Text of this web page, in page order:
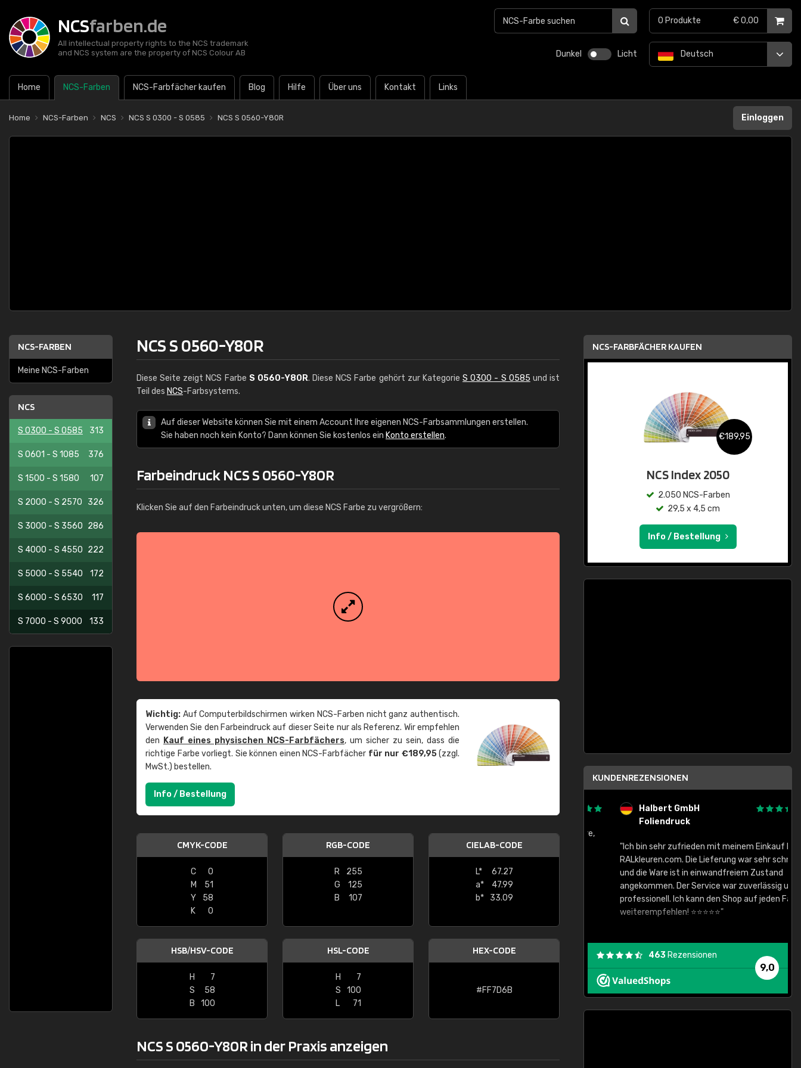
NCSfarben.de
All intellectual property rights to the NCS trademark
and NCS system are the property of NCS Colour AB
Dunkel Licht
Home NCS-Farben NCS-Farbfächer kaufen Blog Hilfe Über uns Kontakt Links
Deutsch
0 Produkte € 0,00
Home NCS-Farben NCS NCS S 0300 - S 0585 NCS S 0560-Y80R Einloggen
NCS-FARBEN
Meine NCS-Farben
NCS
S 0300 - S 0585 313
S 0601 - S 1085 376
S 1500 - S 1580 107
S 2000 - S 2570 326
S 3000 - S 3560 286
S 4000 - S 4550 222
S 5000 - S 5540 172
S 6000 - S 6530 117
S 7000 - S 9000 133
NCS S 0560-Y80R
Diese Seite zeigt NCS Farbe S 0560-Y80R. Diese NCS Farbe gehört zur KategorieS 0300 - S 0585 und ist
Teil des NCS-Farbsystems.
Auf dieser Website können Sie mit einem Account Ihre eigenen NCS-Farbsammlungen erstellen.
Sie haben noch kein Konto? Dann können Sie kostenlos ein Konto erstellen.
Farbeindruck NCS S 0560-Y80R
Klicken Sie auf den Farbeindruck unten, um diese NCS Farbe zu vergrößern:
Wichtig: Auf Computerbildschirmen wirken NCS-Farben nicht ganz authentisch.
Verwenden Sie den Farbeindruck auf dieser Seite nur als Referenz. Wir empfehlen
den Kauf eines physischen NCS-Farbfächers, um sicher zu sein, dass die
richtige Farbe vorliegt. Sie können einen NCS-Farbfächer für nur €189,95(zzgl.
MwSt.) bestellen.
Info / Bestellung
CMYK-CODE
C
0
M
51
Y
58
K
0
RGB-CODE
R
255
G
125
B
107
CIELAB-CODE
L*
67.27
a*
47.99
b*
33.09
HSB/HSV-CODE
H
7
S
58
B
100
HSL-CODE
H
7
S
100
L
71
HEX-CODE
#FF7D6B
NCS S 0560-Y80R in der Praxis anzeigen
NCS-FARBFÄCHER KAUFEN
€189,95
NCS Index 2050
2.050 NCS-Farben
29,5 x 4,5 cm
Info / Bestellung
KUNDENREZENSIONEN
"Alles so, wie man es sich wünscht, gute Ware,
schnelle Lieferung."
Halbert GmbH
Foliendruck
"Ich bin sehr zufrieden mit meinem Einkauf bei
RALkleuren.com. Die Lieferung war sehr schnell
und die Ware ist in einwandfreiem Zustand
angekommen. Der Service war zuverlässig und
professionell. Ich kann den Shop auf jeden Fall
weiterempfehlen! ⭐⭐⭐⭐⭐"
9,0
463 Rezensionen